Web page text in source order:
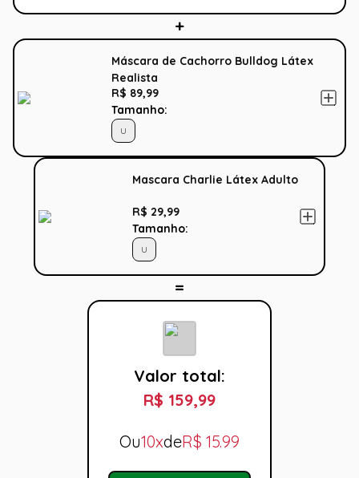
Máscara de Cachorro Bulldog Látex
Realista
R$ 89,99
Tamanho:
U
Mascara Charlie Látex Adulto
R$ 29,99
Tamanho:
U
Valor total:
R$ 159,99
Ou10xdeR$ 15.99